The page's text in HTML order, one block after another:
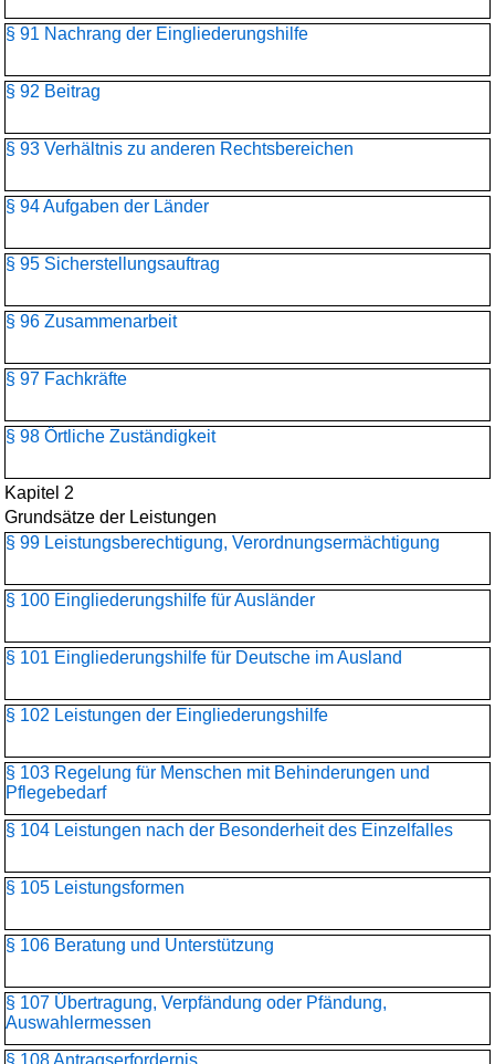
§ 91 Nachrang der Eingliederungshilfe
§ 92 Beitrag
§ 93 Verhältnis zu anderen Rechtsbereichen
§ 94 Aufgaben der Länder
§ 95 Sicherstellungsauftrag
§ 96 Zusammenarbeit
§ 97 Fachkräfte
§ 98 Örtliche Zuständigkeit
Kapitel 2
Grundsätze der Leistungen
§ 99 Leistungsberechtigung, Verordnungsermächtigung
§ 100 Eingliederungshilfe für Ausländer
§ 101 Eingliederungshilfe für Deutsche im Ausland
§ 102 Leistungen der Eingliederungshilfe
§ 103 Regelung für Menschen mit Behinderungen und
Pflegebedarf
§ 104 Leistungen nach der Besonderheit des Einzelfalles
§ 105 Leistungsformen
§ 106 Beratung und Unterstützung
§ 107 Übertragung, Verpfändung oder Pfändung,
Auswahlermessen
§ 108 Antragserfordernis